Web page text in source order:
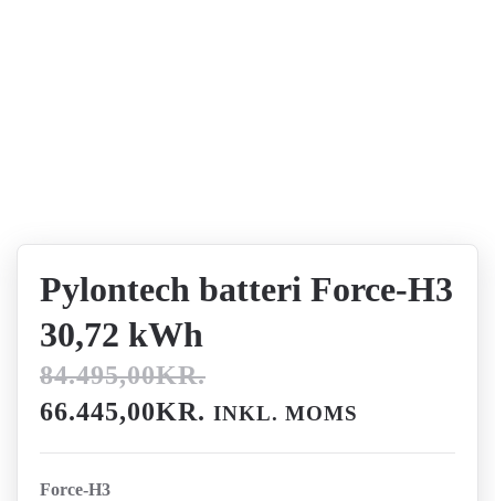
Pylontech batteri Force-H3
30,72 kWh
84.495,00KR.
DEN
OPRINDELIGE
PRIS
66.445,00KR. DEN
AKTUELLE
INKL. MOMS
Force-H3